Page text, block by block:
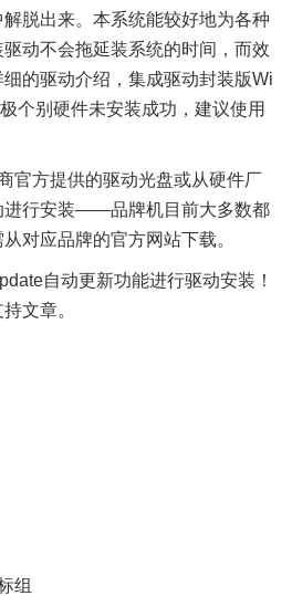
脱出来。本系统能较好地为各种
动不会拖延装系统的时间，而效
的驱动介绍，集成驱动封装版Wi
个别硬件未安装成功，建议使用
方提供的驱动光盘或从硬件厂
进行安装——品牌机目前大多数都
对应品牌的官方网站下载。
自动更新功能进行驱动安装！
文章。
组